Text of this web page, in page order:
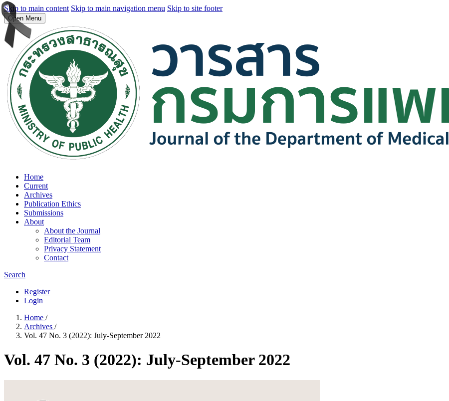
Skip to main content Skip to main navigation menu Skip to site footer
Open Menu
Home
Current
Archives
Publication Ethics
Submissions
About
About the Journal
Editorial Team
Privacy Statement
Contact
Search
Register
Login
Home /
Archives /
Vol. 47 No. 3 (2022): July-September 2022
Vol. 47 No. 3 (2022): July-September 2022